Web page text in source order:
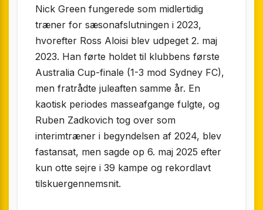
Nick Green fungerede som midlertidig
træner for sæsonafslutningen i 2023,
hvorefter Ross Aloisi blev udpeget 2. maj
2023. Han førte holdet til klubbens første
Australia Cup-finale (1-3 mod Sydney FC),
men fratrådte juleaften samme år. En
kaotisk periodes masseafgange fulgte, og
Ruben Zadkovich tog over som
interimtræner i begyndelsen af 2024, blev
fastansat, men sagde op 6. maj 2025 efter
kun otte sejre i 39 kampe og rekordlavt
tilskuergennemsnit.